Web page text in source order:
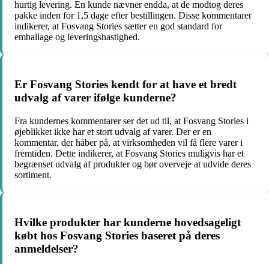
hurtig levering. En kunde nævner endda, at de modtog deres
pakke inden for 1,5 dage efter bestillingen. Disse kommentarer
indikerer, at Fosvang Stories sætter en god standard for
emballage og leveringshastighed.
Er Fosvang Stories kendt for at have et bredt
udvalg af varer ifølge kunderne?
Fra kundernes kommentarer ser det ud til, at Fosvang Stories i
øjeblikket ikke har et stort udvalg af varer. Der er en
kommentar, der håber på, at virksomheden vil få flere varer i
fremtiden. Dette indikerer, at Fosvang Stories muligvis har et
begrænset udvalg af produkter og bør overveje at udvide deres
sortiment.
Hvilke produkter har kunderne hovedsageligt
købt hos Fosvang Stories baseret på deres
anmeldelser?